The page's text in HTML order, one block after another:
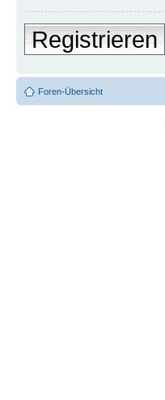
Registrieren
Foren-Übersicht